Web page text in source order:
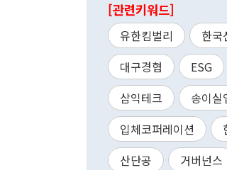
[관련키워드]
유한킴벌리 한국
대구경협
ESG
삼익테크
송이실
입체코퍼레이션
산단공
거버넌스